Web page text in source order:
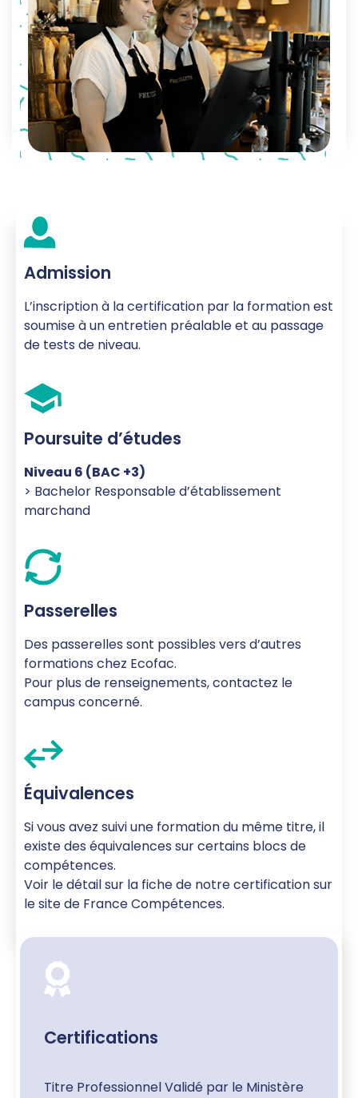
Admission
L’inscription à la certification par la formation est
soumise à un entretien préalable et au passage
de tests de niveau.
Poursuite d’études
Niveau 6 (BAC +3)
> Bachelor Responsable d’établissement
marchand
Passerelles
Des passerelles sont possibles vers d’autres
formations chez Ecofac.
Pour plus de renseignements, contactez le
campus concerné.
Équivalences
Si vous avez suivi une formation du même titre, il
existe des équivalences sur certains blocs de
compétences.
Voir le détail sur la fiche de notre certification sur
le site de France Compétences.
Certifications
Titre Professionnel Validé par le Ministère